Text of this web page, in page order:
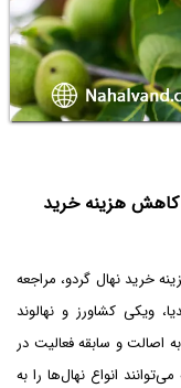
کاهش هزینه خرید
خرید نهال گردو، مراجعه
ویکی کشاورز و نهالوند
اصالت و سابقه فعالیت در
انواع نهال‌ها را به